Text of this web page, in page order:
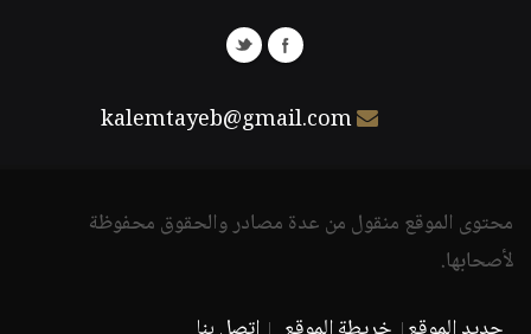
kalemtayeb@gmail.com
محتوى الموقع منقول من عدة مصادر والحقوق محفوظة
لأصحابها.